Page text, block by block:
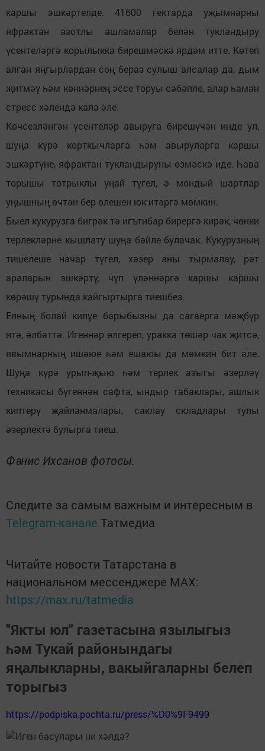
каршы эшкәртелде. 41600 гектарда уҗымнарны
яфрактан азотлы ашламалар белән тукландыру
үсентеләргә корылыкка бирешмәскә ярдәм итте. Көтеп
алган яңгырлардан соң бераз сулыш алсалар да, дым
җитмәү һәм көннәрнең эссе торуы сәбәпле, алар һаман
стресс хәлендә кала әле.
Көчсезләнгән үсентеләр авыруга бирешүчән инде ул,
шуңа күрә корткычларга һәм авыруларга каршы
эшкәртүне, яфрактан тукландыруны өзмәскә иде. Һава
торышы тотрыклы уңай түгел, ә мондый шартлар
уңышның өчтән бер өлешен юк итәргә мөмкин.
Быел кукурузга бигрәк тә игътибар бирергә кирәк, чөнки
терлекләрне кышлату шуңа бәйле булачак. Кукурузның
тишелеше начар түгел, хәзер аны тырмалау, рәт
араларын эшкәртү, чүп үләннәргә каршы каршы
көрәшү турында кайгыртырга тиешбез.
Елның болай килүе барыбызны да сагаерга мәҗбүр
итә, әлбәттә. Игеннәр өлгереп, уракка төшәр чак җитсә,
явымнарның ишәюе һәм ешаюы да мөмкин бит әле.
Шуңа күрә урып-җыю һәм терлек азыгы әзерләү
техникасы бүгеннән сафта, ындыр табаклары, ашлык
киптерү җайланмалары, саклау складлары тулы
әзерлектә булырга тиеш.
Фәнис Ихсанов фотосы.
Следите за самым важным и интересным в
Telegram-канале Татмедиа
Читайте новости Татарстана в
национальном мессенджере MАХ:
https://max.ru/tatmedia
"Якты юл" газетасына язылыгыз
һәм Тукай районындагы
яңалыкларны, вакыйгаларны белеп
торыгыз
https://podpiska.pochta.ru/press/%D0%9F9499